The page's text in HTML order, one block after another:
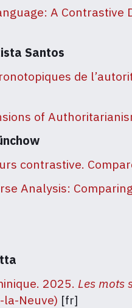
A
Santos
de
of
contrastive.
Analysis:
2025. Les mots
la-Neuve) [fr]